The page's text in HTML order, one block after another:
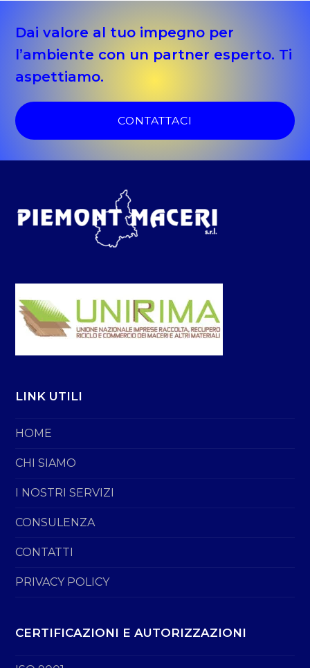
Dai valore al tuo impegno per
l’ambiente con un partner esperto. Ti
aspettiamo.
CONTATTACI
LINK UTILI
HOME
CHI SIAMO
I NOSTRI SERVIZI
CONSULENZA
CONTATTI
PRIVACY POLICY
CERTIFICAZIONI E AUTORIZZAZIONI